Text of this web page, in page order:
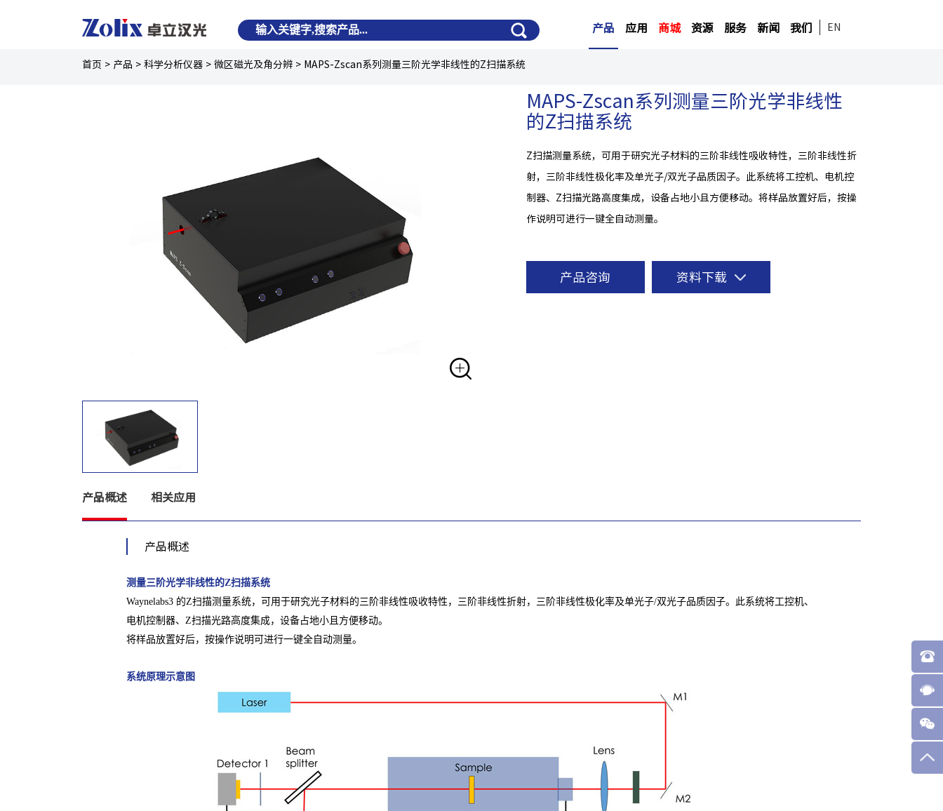
产品 应用 商城 资源 服务 新闻 我们 EN
首页 > 产品 >科学分析仪器 >微区磁光及角分辨 > MAPS-Zscan系列测量三阶光学非线性的Z扫描系统
MAPS-Zscan系列测量三阶光学非线性
的Z扫描系统
Z扫描测量系统，可用于研究光子材料的三阶非线性吸收特性，三阶非线性折
射，三阶非线性极化率及单光子/双光子品质因子。此系统将工控机、电机控
制器、Z扫描光路高度集成，设备占地小且方便移动。将样品放置好后，按操
作说明可进行一键全自动测量。
产品咨询 资料下载
产品概述 相关应用
产品概述
测量三阶光学非线性的Z扫描系统
Waynelabs3 的Z扫描测量系统，可用于研究光子材料的三阶非线性吸收特性，三阶非线性折射，三阶非线性极化率及单光子/双光子品质因子。此系统将工控机、
电机控制器、Z扫描光路高度集成，设备占地小且方便移动。
将样品放置好后，按操作说明可进行一键全自动测量。
系统原理示意图